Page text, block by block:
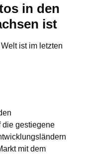
in den
ist
ist im letzten
die gestiegene
mit dem